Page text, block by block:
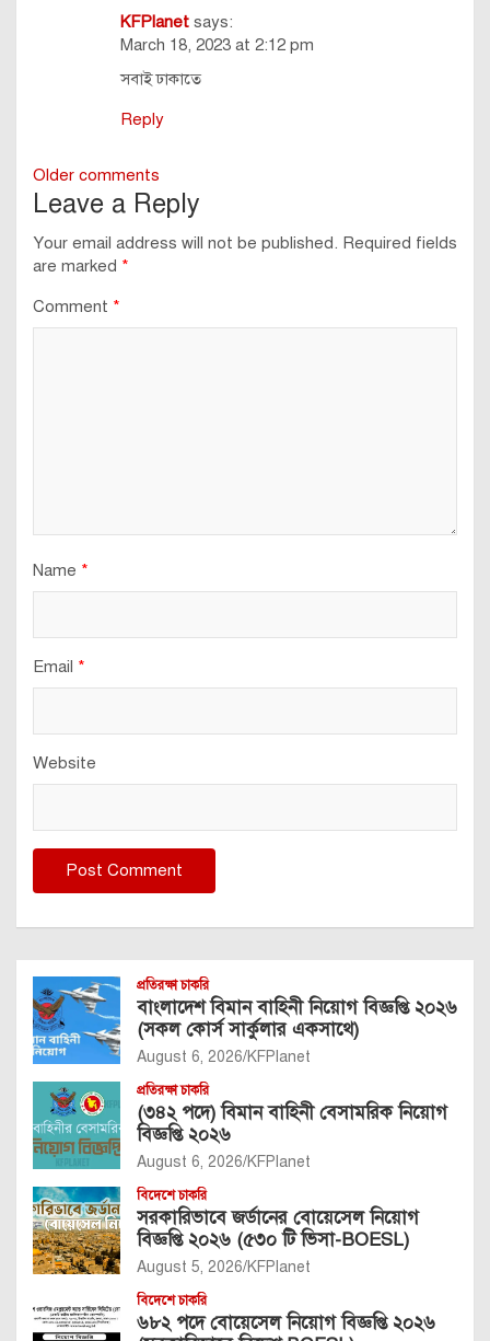
KFPlanet says:
March 18, 2023 at 2:12 pm
সবাই ঢাকাতে
Reply
Comments
navigation
Older comments
Leave a Reply
Your email address will not be published. Required fields
are marked *
Comment *
Name *
Email *
Website
প্রতিরক্ষা চাকরি
বাংলাদেশ বিমান বাহিনী নিয়োগ বিজ্ঞপ্তি ২০২৬
(সকল কোর্স সার্কুলার একসাথে)
August 6, 2026 KFPlanet
প্রতিরক্ষা চাকরি
(৩৪২ পদে) বিমান বাহিনী বেসামরিক নিয়োগ
বিজ্ঞপ্তি ২০২৬
August 6, 2026 KFPlanet
বিদেশে চাকরি
সরকারিভাবে জর্ডানের বোয়েসেল নিয়োগ
বিজ্ঞপ্তি ২০২৬ (৫৩০ টি ভিসা-BOESL)
August 5, 2026 KFPlanet
বিদেশে চাকরি
৬৮২ পদে বোয়েসেল নিয়োগ বিজ্ঞপ্তি ২০২৬